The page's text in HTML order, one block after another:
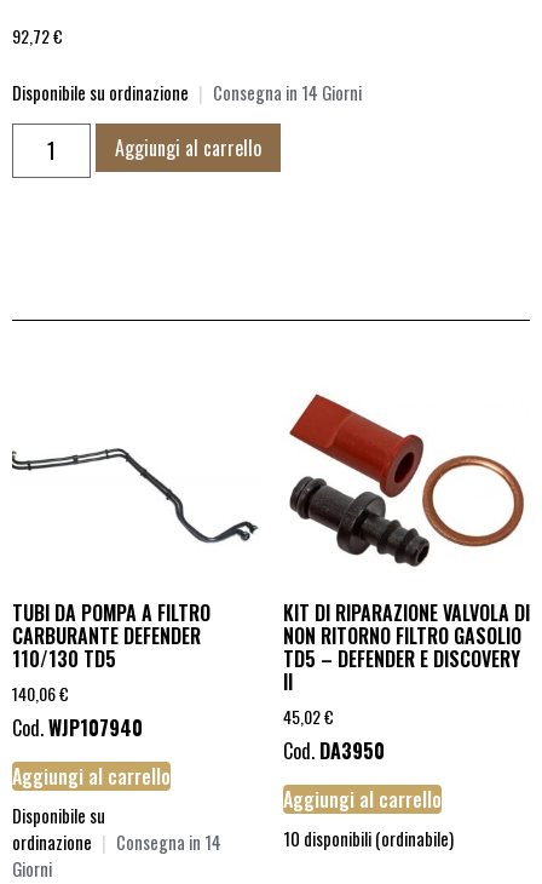
92,72€
Disponibile su ordinazione | Consegna in 14 Giorni
Aggiungi al carrello
TUBI DA POMPA A FILTRO
CARBURANTE DEFENDER
110/130 TD5
140,06€
Cod.WJP107940
Aggiungi al carrello
Disponibile su
ordinazione | Consegna in 14
Giorni
KIT DI RIPARAZIONE VALVOLA DI
NON RITORNO FILTRO GASOLIO
TD5 – DEFENDER E DISCOVERY
II
45,02€
Cod. DA3950
Aggiungi al carrello
10 disponibili (ordinabile)